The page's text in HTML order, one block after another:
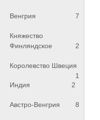
Венгрия 7
Княжество
Финляндское
2
Королевство Швеция
1
Индия
2
Австро-Венгрия 8